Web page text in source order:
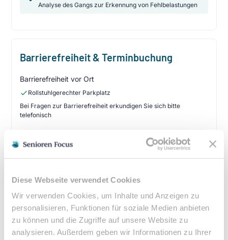
Diese Webseite verwendet Cookies
Wir verwenden Cookies, um Inhalte und Anzeigen zu
personalisieren, Funktionen für soziale Medien anbieten
zu können und die Zugriffe auf unsere Website zu
analysieren. Außerdem geben wir Informationen zu Ihrer
Analyse des Gangs zur Erkennung von Fehlbelastungen
Barrierefreiheit & Terminbuchung
Barrierefreiheit vor Ort
Rollstuhlgerechter Parkplatz
Bei Fragen zur Barrierefreiheit erkundigen Sie sich bitte
telefonisch
Ist eine Terminbuchung erforderlich?
Kassenleistung & Verordnung
Podologische Behandlungen sind bei entsprechender
ärztlicher Verordnung Kassenleistungen. Eine